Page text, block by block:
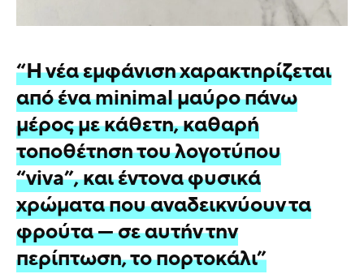
“Η νέα εμφάνιση χαρακτηρίζεται
από ένα minimal μαύρο πάνω
μέρος με κάθετη, καθαρή
τοποθέτηση του λογοτύπου
“viva”, και έντονα φυσικά
χρώματα που αναδεικνύουν τα
φρούτα — σε αυτήν την
περίπτωση, το πορτοκάλι”